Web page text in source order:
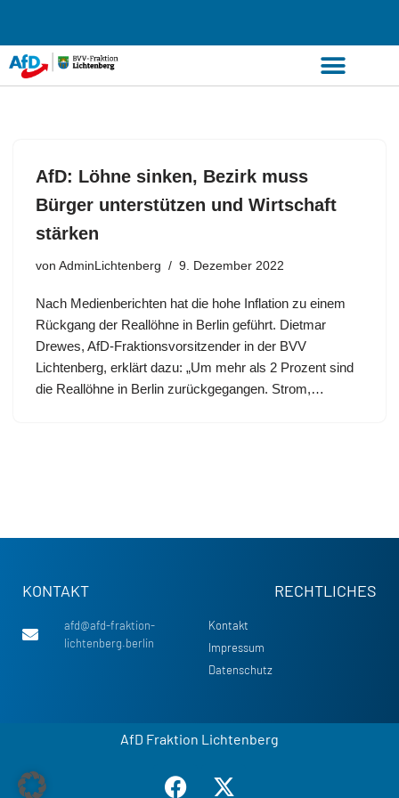
Zum
Inhalt
springen
AfD: Löhne sinken, Bezirk muss
Bürger unterstützen und Wirtschaft
stärken
von AdminLichtenberg 9. Dezember 2022
Nach Medienberichten hat die hohe Inflation zu einem
Rückgang der Reallöhne in Berlin geführt. Dietmar
Drewes, AfD-Fraktionsvorsitzender in der BVV
Lichtenberg, erklärt dazu: „Um mehr als 2 Prozent sind
die Reallöhne in Berlin zurückgegangen. Strom,…
KONTAKT
afd@afd-fraktion-
lichtenberg.berlin
RECHTLICHES
Kontakt
Impressum
Datenschutz
AfD Fraktion Lichtenberg